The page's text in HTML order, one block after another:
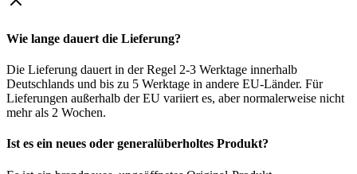
Wie lange dauert die Lieferung?
Die Lieferung dauert in der Regel 2-3 Werktage innerhalb
Deutschlands und bis zu 5 Werktage in andere EU-Länder. Für
Lieferungen außerhalb der EU variiert es, aber normalerweise nicht
mehr als 2 Wochen.
Ist es ein neues oder generalüberholtes Produkt?